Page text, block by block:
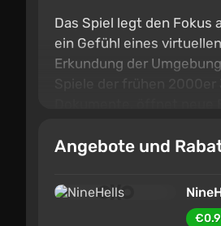
Das Spiel legt den Fokus
ein Gefühl eines
Erkundung der
Spiele der frühen
Angebote und